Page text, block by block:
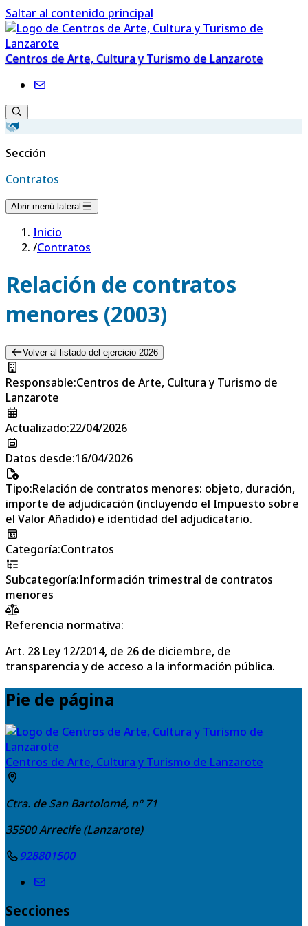
Saltar al contenido principal
Centros de Arte, Cultura y Turismo de Lanzarote
Sección
Contratos
Abrir menú lateral
Inicio
/Contratos
Relación de contratos
menores (2003)
Volver al listado del ejercicio 2026
Responsable:Centros de Arte, Cultura y Turismo de
Lanzarote
Actualizado:22/04/2026
Datos desde:16/04/2026
Tipo:Relación de contratos menores: objeto, duración,
importe de adjudicación (incluyendo el Impuesto sobre
el Valor Añadido) e identidad del adjudicatario.
Categoría:Contratos
Subcategoría:Información trimestral de contratos
menores
Referencia normativa:
Art. 28 Ley 12/2014, de 26 de diciembre, de
transparencia y de acceso a la información pública.
Pie de página
Centros de Arte, Cultura y Turismo de Lanzarote
Ctra. de San Bartolomé, nº 71
35500Arrecife (Lanzarote)
928801500
Secciones